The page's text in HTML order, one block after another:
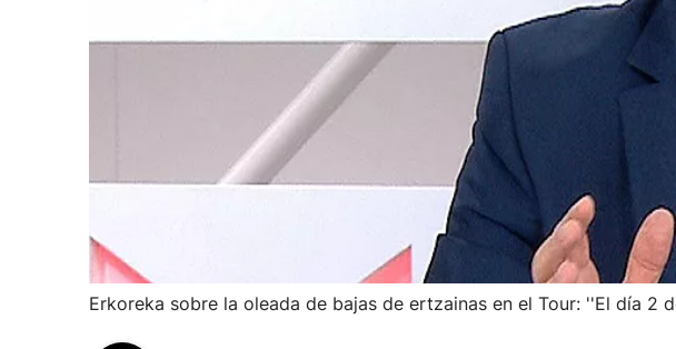
Erkoreka sobre la oleada de bajas de ertzainas en el Tour: ''El día 2